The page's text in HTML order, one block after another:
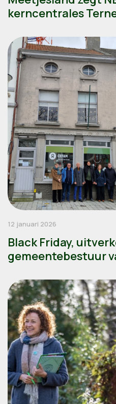
kerncentrales
12 januari 2026
Black Friday,
gemeentebestuur